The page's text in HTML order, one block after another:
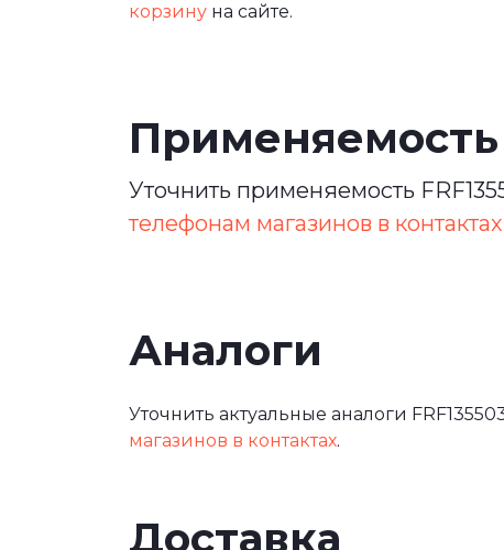
корзину на сайте.
Применяемость
Уточнить применяемость
телефонам магазинов в контактах
Аналоги
Уточнить актуальные аналоги
магазинов в контактах.
Доставка